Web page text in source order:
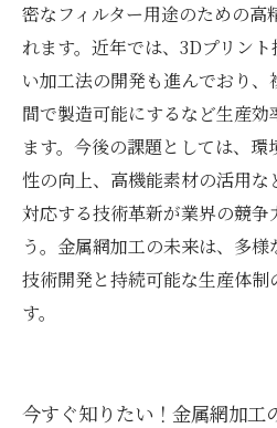
密なフィルター用途のための高
れます。近年では、3Dプリン
い加工法の開発も進んでおり
間で製造可能にするなど生産
ます。今後の課題としては、
性の向上、高機能素材の活用
対応する技術革新が業界の競争
う。金属網加工の未来は、多
技術開発と持続可能な生産体制
す。
今すぐ知りたい！金属網加工